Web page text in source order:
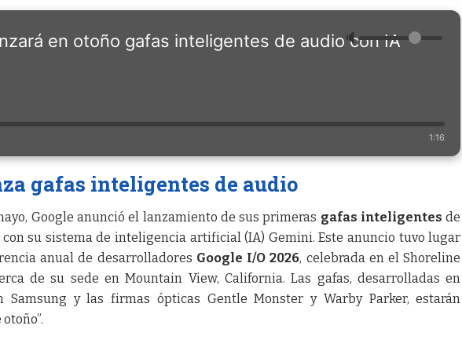
en otoño gafas inteligentes de audio con IA
🔈
1:16
gafas inteligentes de audio
Google anunció el lanzamiento de sus primeras gafas inteligentes de
su sistema de inteligencia artificial (IA) Gemini. Este anuncio tuvo lugar
anual de desarrolladores Google I/O 2026, celebrada en el Shoreline
de su sede en Mountain View, California. Las gafas, desarrolladas en
Samsung y las firmas ópticas Gentle Monster y Warby Parker, estarán